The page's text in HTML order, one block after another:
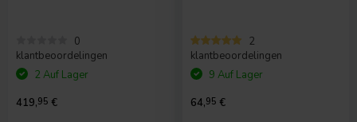
0
klantbeoordelingen
2 Auf Lager
419,95 €
2
klantbeoordelingen
9 Auf Lager
64,95 €